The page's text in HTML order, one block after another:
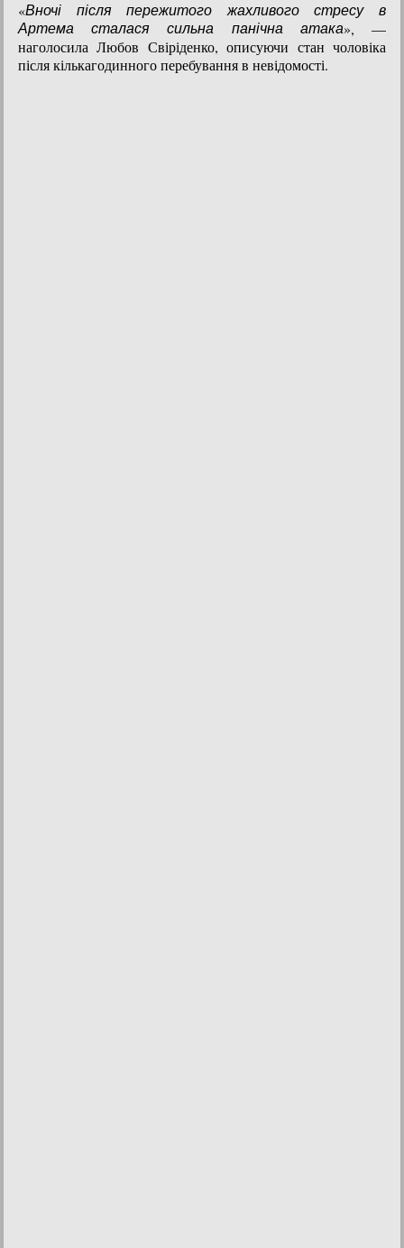
«Вночі після пережитого жахливого стресу в
Артема сталася сильна панічна атака», —
наголосила Любов Свіріденко, описуючи стан чоловіка
після кількагодинного перебування в невідомості.